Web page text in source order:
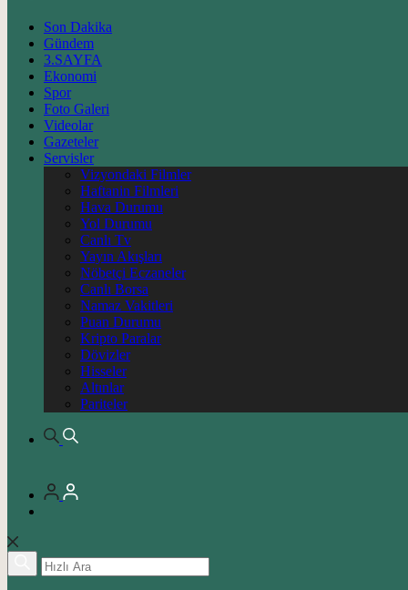
Son Dakika
Gündem
3.SAYFA
Ekonomi
Spor
Foto Galeri
Videolar
Gazeteler
Servisler
Vizyondaki Filmler
Haftanin Filmleri
Hava Durumu
Yol Durumu
Canlı Tv
Yayın Akışları
Nöbetçi Eczaneler
Canlı Borsa
Namaz Vakitleri
Puan Durumu
Kripto Paralar
Dövizler
Hisseler
Altınlar
Pariteler